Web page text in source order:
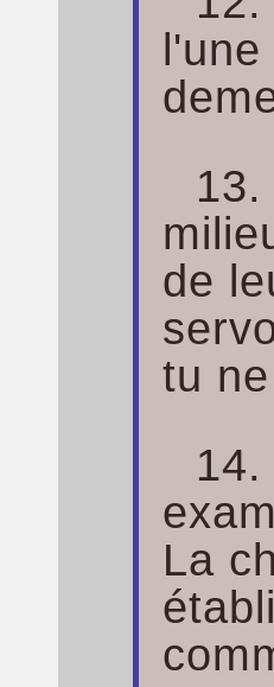
de
tu
La